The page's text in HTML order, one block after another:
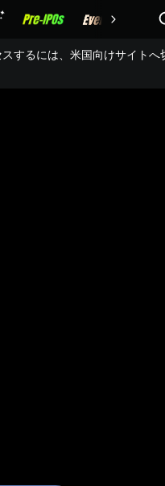
報酬
するには、米国向けサイトへ